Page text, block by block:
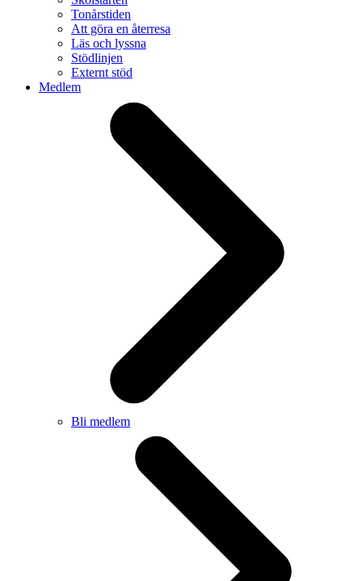
Tonårstiden
Att göra en återresa
Läs och lyssna
Stödlinjen
Externt stöd
Medlem
Bli medlem